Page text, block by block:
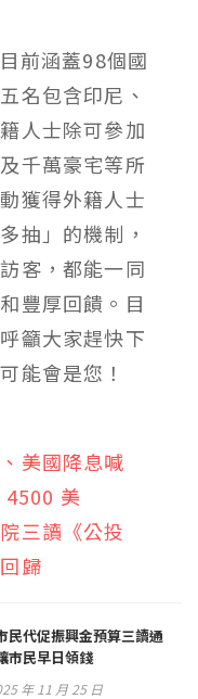
前涵蓋98個國
名包含印尼、
人士除可參加
千萬豪宅等所
獲得外籍人士
抽」的機制，
客，都能一同
豐厚回饋。目
籲大家趕快下
能會是您！
美國降息喊
美
三讀《公投
歸
民代促振興金預算三讀通
民早日領錢
年 11 月 25 日